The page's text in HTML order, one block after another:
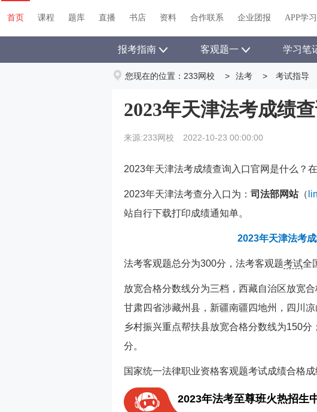
首页 课程 题库 直播 书店 资料 关于我们
首页 课程 题库 直播 书店 资料 合作联系 企业团报 APP学
报考指南 客观题一 学习笔
您现在的位置： 233网校 > 法考 > 考试指导
2023年天津法考成绩
来源:233网校 2022-10-23 00:00:00
2023年天津法考成绩查询入口官网是什么？
2023年天津法考查分入口为： 司法部网站（
站自行下载打印成绩通知单。
2023年天津法考
法考客观题总分为300分，法考客观题考试全
放宽合格分数线分为三档，西藏自治区放宽
甘肃四省涉藏州县，新疆南疆四地州，四川
乡村振兴重点帮扶县放宽合格分数线为150
分。
国家统一法律职业资格客观题考试成绩合格
2023年法考至尊班火热招生